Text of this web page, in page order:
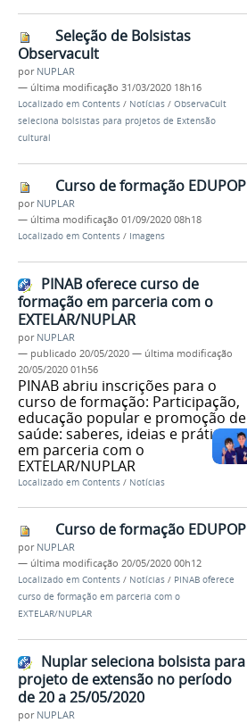
Seleção de Bolsistas
Observacult
por NUPLAR
— última modificação 31/03/2020 18h16
Localizado em Contents / Notícias / ObservaCult
seleciona bolsistas para projetos de Extensão
cultural
Curso de formação EDUPOP
por NUPLAR
— última modificação 01/09/2020 08h18
Localizado em Contents / Imagens
PINAB oferece curso de
formação em parceria com o
EXTELAR/NUPLAR
por NUPLAR
— publicado 20/05/2020 — última modificação
20/05/2020 01h56
PINAB abriu inscrições para o
curso de formação: Participação,
educação popular e promoção de
saúde: saberes, ideias e práticas,
em parceria com o
EXTELAR/NUPLAR
Localizado em Contents / Notícias
Curso de formação EDUPOP
por NUPLAR
— última modificação 20/05/2020 00h12
Localizado em Contents / Notícias / PINAB oferece
curso de formação em parceria com o
EXTELAR/NUPLAR
Nuplar seleciona bolsista para
projeto de extensão no período
de 20 a 25/05/2020
por NUPLAR